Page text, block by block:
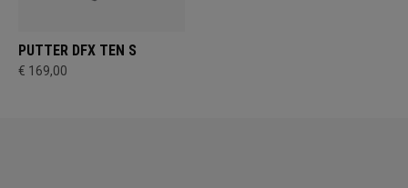
PUTTER DFX TEN S
€ 169,00